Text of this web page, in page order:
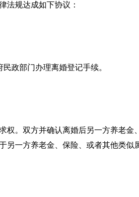
法规达成如下协议：
政部门办理离婚登记手续。
权。双方并确认离婚后另一方养老金
另一方养老金、保险、或者其他类似